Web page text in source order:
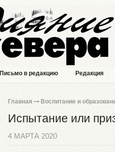
Письмо в редакцию Редакция
Главная Воспитание и
Испытание или
4 МАРТА 2020